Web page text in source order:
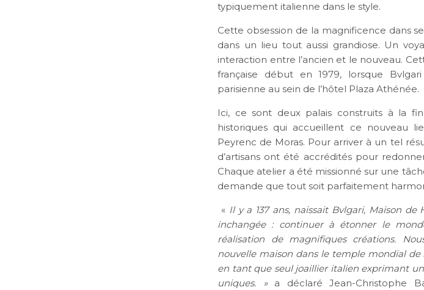
typiquement italienne dans le style.
Cette obsession de la magnificence dans
dans un lieu tout aussi grandiose. Un
interaction entre l’ancien et le nouveau.
française début en 1979, lorsque
parisienne au sein de l’hôtel Plaza Athénée.
Ici, ce sont deux palais construits à la
historiques qui accueillent ce nouveau
Peyrenc de Moras. Pour arriver à un tel
d’artisans ont été accrédités pour
Chaque atelier a été missionné sur une
demande que tout soit parfaitement
« Il y a 137 ans, naissait Bvlgari, Maison de
inchangée : continuer à étonner le
réalisation de magnifiques créations.
nouvelle maison dans le temple mondial de
en tant que seul joaillier italien exprimant
uniques. »a déclaré Jean-Christophe